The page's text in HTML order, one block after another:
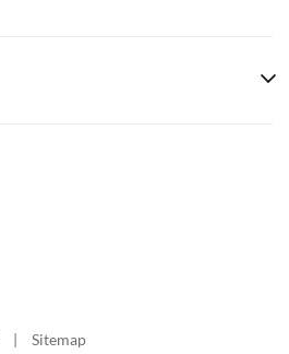
| Sitemap